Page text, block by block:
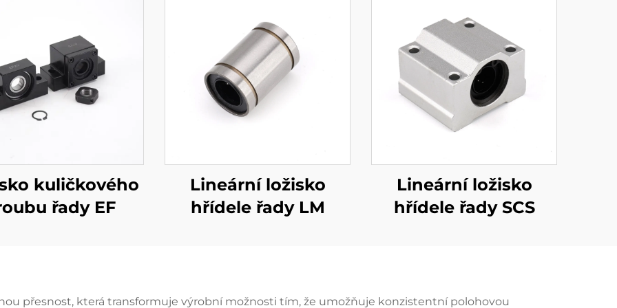
kuličkového
řady EF
Lineární ložisko
hřídele řady LM
Lineární ložisko
hřídele řady SCS
přesnost, která transformuje výrobní možnosti tím, že umožňuje konzistentní polohovou